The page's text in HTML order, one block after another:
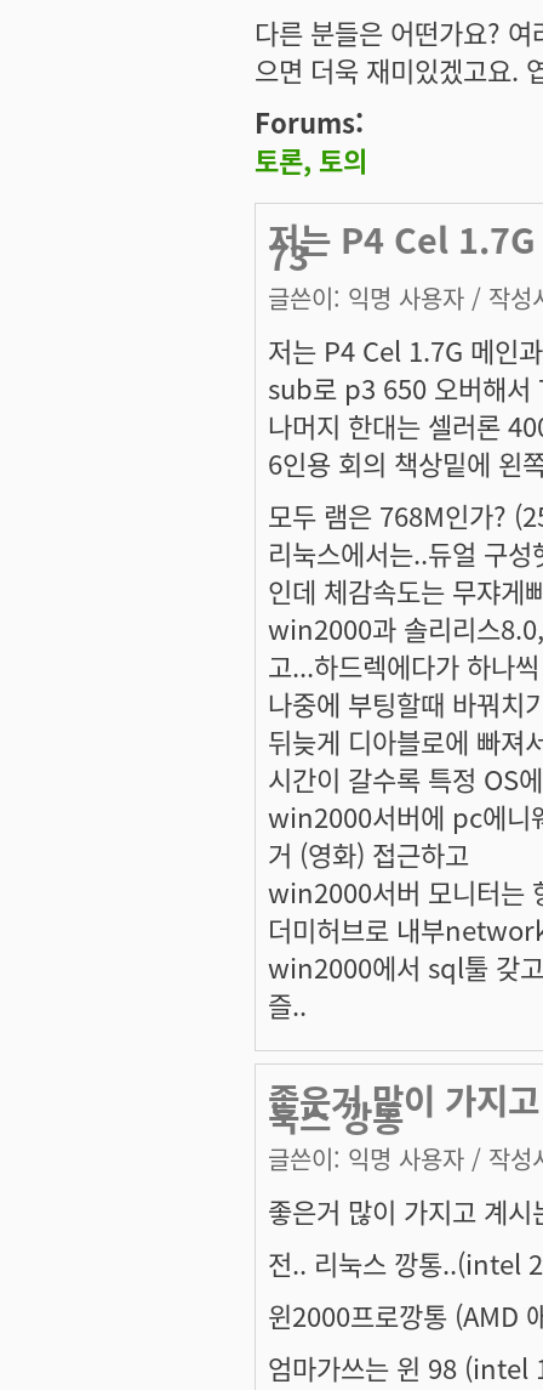
다른 분들은 어떤가요?
으면 더욱 재미있겠고요.
Forums:
토론, 토의
저는 P4 Cel
73
글쓴이: 익명 사용자 / 작성
저는 P4 Cel 1.7G 메인과
sub로 p3 650 오버해서
나머지 한대는 셀러론
6인용 회의 책상밑에 왼
모두 램은 768M인가?
리눅스에서는..듀얼 구
인데 체감속도는 무쟈게
win2000과 솔리리스
고...하드렉에다가 하나
나중에 부팅할때 바꿔치
뒤늦게 디아블로에 빠져
시간이 갈수록 특정 OS
win2000서버에 pc에니
거 (영화) 접근하고
win2000서버 모니터는
더미허브로 내부
win2000에서 sql툴 갖
즐..
좋은거 많이 가지
눅스 깡통
글쓴이: 익명 사용자 / 작성
좋은거 많이 가지고 계
전.. 리눅스 깡통..(intel
윈2000프로깡통 (AMD
엄마가쓰는 윈 98